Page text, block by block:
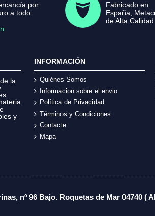
por
a todo
Fabricado en
España,
de Alta Calidad
la
y
INFORMACIÓN
Quiénes Somos
Informacion sobre el envio
Política de Privacidad
Términos y Condiciones
Contacte
Mapa
nº 96 Bajo. Roquetas de Mar 04740 (